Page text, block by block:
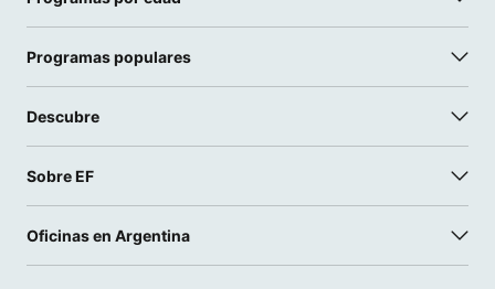
Programas populares
Descubre
Sobre EF
Oficinas en Argentina